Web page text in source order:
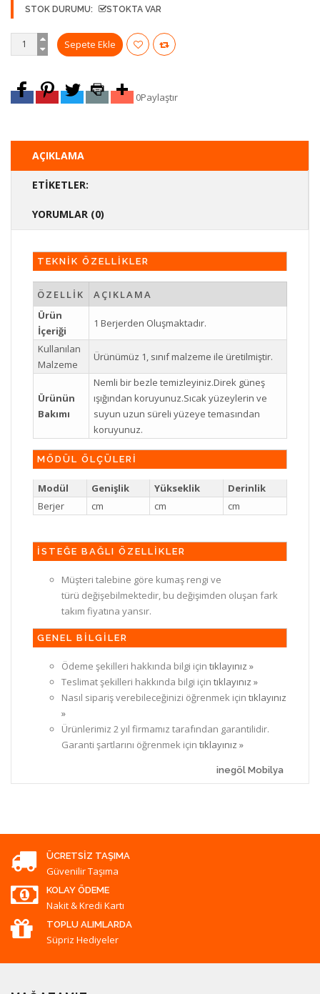
STOK DURUMU:
STOKTA VAR
0Paylaştır
AÇIKLAMA
ETIKETLER:
YORUMLAR (0)
TEKNİK ÖZELLİKLER
ÖZELLİK
AÇIKLAMA
Ürün
İçeriği
1 Berjerden Oluşmaktadır.
Kullanılan
Malzeme
Ürünümüz 1, sınıf malzeme ile üretilmiştir.
Ürünün
Bakımı
Nemli bir bezle temizleyiniz.Direk güneş
ışığından koruyunuz.Sıcak yüzeylerin ve
suyun uzun süreli yüzeye temasından
koruyunuz.
MÖDÜL ÖLÇÜLERİ
Modül Genişlik Yükseklik
Derinlik
Berjer
cm cm cm
İSTEĞE BAĞLI ÖZELLİKLER
Müşteri talebine göre kumaş rengi ve
türü değişebilmektedir, bu değişimden oluşan fark
takım fiyatına yansır.
GENEL BİLGİLER
Ödeme şekilleri hakkında bilgi için tıklayınız »
Teslimat şekilleri hakkında bilgi için tıklayınız »
Nasıl sipariş verebileceğinizi öğrenmek için tıklayınız
»
Ürünlerimiz 2 yıl firmamız tarafından garantilidir.
Garanti şartlarını öğrenmek için tıklayınız »
inegöl Mobilya
ÜCRETSIZ TAŞIMA
Güvenilir Taşıma
KOLAY ÖDEME
Nakit & Kredi Kartı
TOPLU ALIMLARDA
Süpriz Hediyeler